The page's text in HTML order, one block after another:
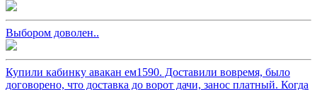
Выбором доволен..
Купили кабинку авакан ем1590. Доставили вовремя, было
договорено, что доставка до ворот дачи, занос платный. Когда